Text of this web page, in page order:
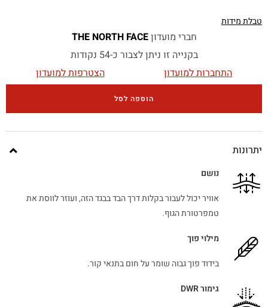
טבלת מידות
חברי מועדוןTHE NORTH FACE
בקנייה זו ניתן לצבור כ-54 נקודות
התחברות למועדון
הצטרפות למועדון
הוספה לסל
יתרונות
נושם
אוויר יכול לעבור בקלות דרך הבד בבגד הזה, ועוזר לווסת את
טמפרטורת הגוף.
מילוי פוך
בידוד פוך גבוה שומר על חום בתנאי קור.
גימור DWR